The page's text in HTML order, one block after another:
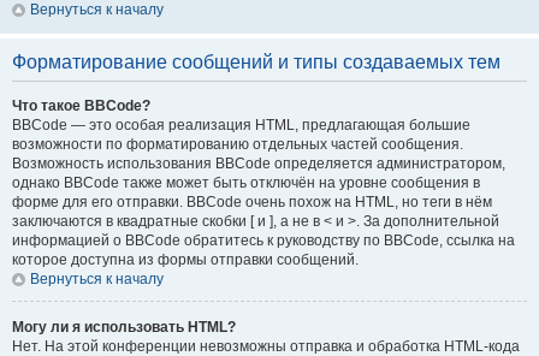
Вернуться к началу
Форматирование сообщений и типы создаваемых тем
Что такое BBCode?
BBCode — это особая реализация HTML, предлагающая большие
возможности по форматированию отдельных частей сообщения.
Возможность использования BBCode определяется администратором,
однако BBCode также может быть отключён на уровне сообщения в
форме для его отправки. BBCode очень похож на HTML, но теги в нём
заключаются в квадратные скобки [ и ], а не в < и >. За дополнительной
информацией о BBCode обратитесь к руководству по BBCode, ссылка на
которое доступна из формы отправки сообщений.
Вернуться к началу
Могу ли я использовать HTML?
Нет. На этой конференции невозможны отправка и обработка HTML-кода